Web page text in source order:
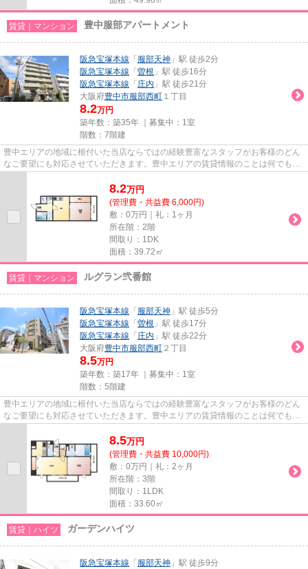
賃貸｜マンション 豊中服部アパートメント
阪急宝塚本線 「 服部天神 」駅 徒歩2分
阪急宝塚本線 「 曽根 」駅 徒歩16分
阪急宝塚本線 「 庄内 」駅 徒歩21分
大阪府豊中市服部西町 １丁目
8.2万円
築年数：築35年 ｜募集中： 1室
階数：7階建
豊中エリアの地域に根付いた当店ならではの経験豊富なスタッフがお客様のどん
なご要望にも対応させていただきます。豊中エリアの賃貸情報のことは何でもお
8.2万円
(管理費・共益費 6,000円)
敷：0万円｜礼：1ヶ月
所在階：2階
間取り：1DK
面積：39.72㎡
賃貸｜マンション ルグラン弐番館
阪急宝塚本線 「 服部天神 」駅 徒歩5分
阪急宝塚本線 「 曽根 」駅 徒歩17分
阪急宝塚本線 「 庄内 」駅 徒歩22分
大阪府豊中市服部西町 ２丁目
8.5万円
築年数：築17年 ｜募集中： 1室
階数：5階建
豊中エリアの地域に根付いた当店ならではの経験豊富なスタッフがお客様のどん
なご要望にも対応させていただきます。豊中エリアの賃貸情報のことは何でもお
8.5万円
(管理費・共益費 10,000円)
敷：0万円｜礼：2ヶ月
所在階：3階
間取り：1LDK
面積：33.60㎡
賃貸｜ハイツ ガーデンハイツ
阪急宝塚本線 「 服部天神 」駅 徒歩9分